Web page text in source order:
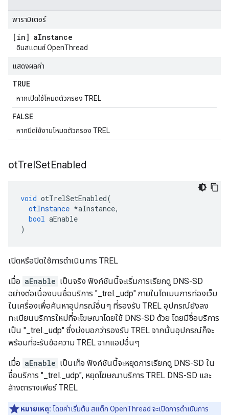
พารามิเตอร์
[in] aInstance
อินสแตนซ์ OpenThread
แสดงผลค่า
TRUE
หากเปิดใช้โหมดตัวกรอง TREL
FALSE
หากปิดใช้งานโหมดตัวกรอง TREL
otTrelSetEnabled
void otTrelSetEnabled(
otInstance *aInstance,
bool aEnable
)
เปิดหรือปิดใช้การดำเนินการ TREL
เมื่อ aEnable เป็นจริง ฟังก์ชันนี้จะเริ่มการเรียกดู DNS-SD
อย่างต่อเนื่องบนชื่อบริการ "_trel._udp" ภายในโดเมนการท่องเว็บ
ในเครื่องเพื่อค้นหาอุปกรณ์อื่นๆ ที่รองรับ TREL อุปกรณ์ยังลง
ทะเบียนบริการใหม่ที่จะโฆษณาโดยใช้ DNS-SD ด้วย โดยมีชื่อบริการ
เป็น "_trel._udp" ซึ่งบ่งบอกว่ารองรับ TREL จากนั้นอุปกรณ์ก็จะ
พร้อมที่จะรับข้อความ TREL จากแอปอื่นๆ
เมื่อ aEnable เป็นเท็จ ฟังก์ชันนี้จะหยุดการเรียกดู DNS-SD ใน
ชื่อบริการ "_trel._udp", หยุดโฆษณาบริการ TREL DNS-SD และ
ล้างตารางเพียร์ TREL
หมายเหตุ: โดยค่าเริ่มต้น สแต็ก OpenThread จะเปิดการดำเนินการ